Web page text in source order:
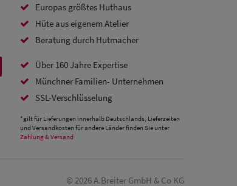
Europas größtes Huthaus
Hüte aus eigenem Atelier
Beratung durch Hutmacher
Über 160 Jahre Expertise
Münchner Familien- Unternehmen
SSL-Verschlüsselung
*gilt für Lieferungen innerhalb Deutschlands, Lieferzeiten
und Versandkosten für andere Länder finden Sie unter
Zahlung & Versand
© 2026 A.Breiter GmbH & Co KG